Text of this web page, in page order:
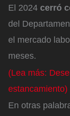
El 2024 cerró
del
el mercado
meses.
(Lea más:
estancamiento)
En otras